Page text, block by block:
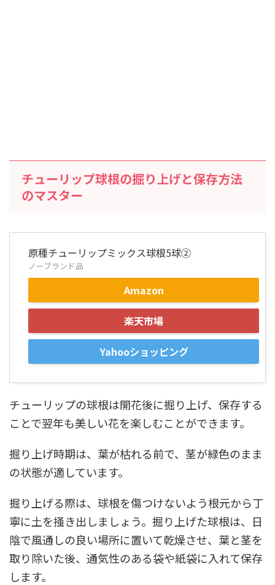
チューリップ球根の掘り上げと保存方法
のマスター
原種チューリップミックス球根5球②
ノーブランド品
Amazon
楽天市場
Yahooショッピング
チューリップの球根は開花後に掘り上げ、保存する
ことで翌年も美しい花を楽しむことができます。
掘り上げ時期は、葉が枯れる前で、茎が緑色のまま
の状態が適しています。
掘り上げる際は、球根を傷つけないよう根元から丁
寧に土を掻き出しましょう。掘り上げた球根は、日
陰で風通しの良い場所に置いて乾燥させ、葉と茎を
取り除いた後、通気性のある袋や紙袋に入れて保存
します。